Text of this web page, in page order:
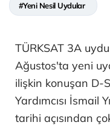
#Yeni Nesil Uydular
TÜRKSAT 3A
Ağustos'ta yeni
ilişkin konuşan D-
Yardımcısı İsmail
tarihi açısından